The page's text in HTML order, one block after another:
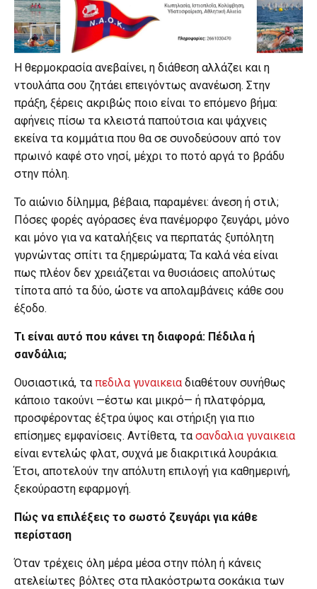
Η θερμοκρασία ανεβαίνει, η διάθεση αλλάζει και η
ντουλάπα σου ζητάει επειγόντως ανανέωση. Στην
πράξη, ξέρεις ακριβώς ποιο είναι το επόμενο βήμα:
αφήνεις πίσω τα κλειστά παπούτσια και ψάχνεις
εκείνα τα κομμάτια που θα σε συνοδεύσουν από τον
πρωινό καφέ στο νησί, μέχρι το ποτό αργά το βράδυ
στην πόλη.
Το αιώνιο δίλημμα, βέβαια, παραμένει: άνεση ή στιλ;
Πόσες φορές αγόρασες ένα πανέμορφο ζευγάρι, μόνο
και μόνο για να καταλήξεις να περπατάς ξυπόλητη
γυρνώντας σπίτι τα ξημερώματα; Τα καλά νέα είναι
πως πλέον δεν χρειάζεται να θυσιάσεις απολύτως
τίποτα από τα δύο, ώστε να απολαμβάνεις κάθε σου
έξοδο.
Τι είναι αυτό που κάνει τη διαφορά: Πέδιλα ή
σανδάλια;
Ουσιαστικά, τα πεδιλα γυναικεια διαθέτουν συνήθως
κάποιο τακούνι —έστω και μικρό— ή πλατφόρμα,
προσφέροντας έξτρα ύψος και στήριξη για πιο
επίσημες εμφανίσεις. Αντίθετα, τα σανδαλια γυναικεια
είναι εντελώς φλατ, συχνά με διακριτικά λουράκια.
Έτσι, αποτελούν την απόλυτη επιλογή για καθημερινή,
ξεκούραστη εφαρμογή.
Πώς να επιλέξεις το σωστό ζευγάρι για κάθε
περίσταση
Όταν τρέχεις όλη μέρα μέσα στην πόλη ή κάνεις
ατελείωτες βόλτες στα πλακόστρωτα σοκάκια των